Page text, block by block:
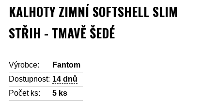
KALHOTY ZIMNÍ SOFTSHELL SLIM
STŘIH - TMAVĚ ŠEDÉ
Výrobce:
Fantom
Dostupnost: 14 dnů
Počet ks:
5 ks